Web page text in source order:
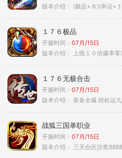
版本介绍： (极品+８)(幸运+
１７６极品
开服时间： 07月/15日
版本介绍：
上线１０倍爆率零
１７６无极合击
开服时间： 07月/15日
版本介绍： 装备全爆.轻松运
战狐三国单职业
开服时间： 07月/15日
版本介绍： 三天合区沙奖